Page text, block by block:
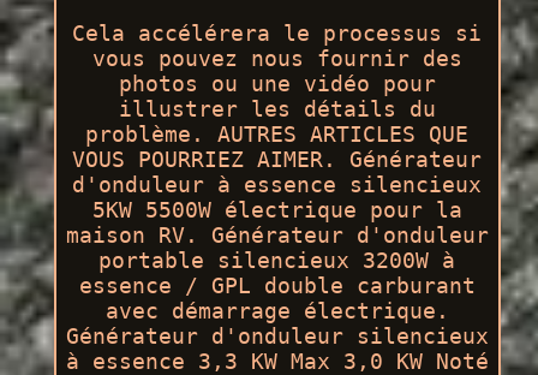
Cela accélérera le processus si
vous pouvez nous fournir des
photos ou une vidéo pour
illustrer les détails du
problème. AUTRES ARTICLES QUE
VOUS POURRIEZ AIMER. Générateur
d'onduleur à essence silencieux
5KW 5500W électrique pour la
maison RV. Générateur d'onduleur
portable silencieux 3200W à
essence / GPL double carburant
avec démarrage électrique.
Générateur d'onduleur silencieux
à essence 3,3 KW Max 3,0 KW Noté